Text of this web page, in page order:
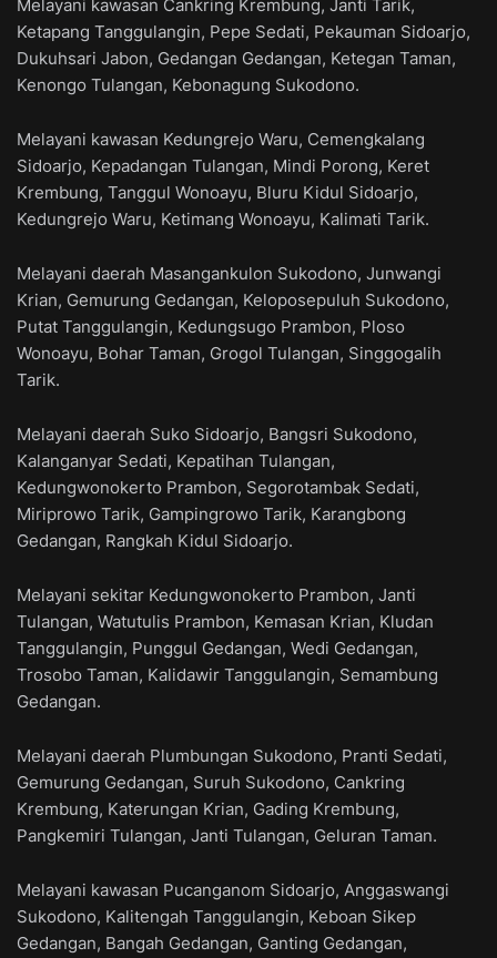
Melayani kawasan Cankring Krembung, Janti Tarik,
Ketapang Tanggulangin, Pepe Sedati, Pekauman Sidoarjo,
Dukuhsari Jabon, Gedangan Gedangan, Ketegan Taman,
Kenongo Tulangan, Kebonagung Sukodono.
Melayani kawasan Kedungrejo Waru, Cemengkalang
Sidoarjo, Kepadangan Tulangan, Mindi Porong, Keret
Krembung, Tanggul Wonoayu, Bluru Kidul Sidoarjo,
Kedungrejo Waru, Ketimang Wonoayu, Kalimati Tarik.
Melayani daerah Masangankulon Sukodono, Junwangi
Krian, Gemurung Gedangan, Keloposepuluh Sukodono,
Putat Tanggulangin, Kedungsugo Prambon, Ploso
Wonoayu, Bohar Taman, Grogol Tulangan, Singgogalih
Tarik.
Melayani daerah Suko Sidoarjo, Bangsri Sukodono,
Kalanganyar Sedati, Kepatihan Tulangan,
Kedungwonokerto Prambon, Segorotambak Sedati,
Miriprowo Tarik, Gampingrowo Tarik, Karangbong
Gedangan, Rangkah Kidul Sidoarjo.
Melayani sekitar Kedungwonokerto Prambon, Janti
Tulangan, Watutulis Prambon, Kemasan Krian, Kludan
Tanggulangin, Punggul Gedangan, Wedi Gedangan,
Trosobo Taman, Kalidawir Tanggulangin, Semambung
Gedangan.
Melayani daerah Plumbungan Sukodono, Pranti Sedati,
Gemurung Gedangan, Suruh Sukodono, Cankring
Krembung, Katerungan Krian, Gading Krembung,
Pangkemiri Tulangan, Janti Tulangan, Geluran Taman.
Melayani kawasan Pucanganom Sidoarjo, Anggaswangi
Sukodono, Kalitengah Tanggulangin, Keboan Sikep
Gedangan, Bangah Gedangan, Ganting Gedangan,